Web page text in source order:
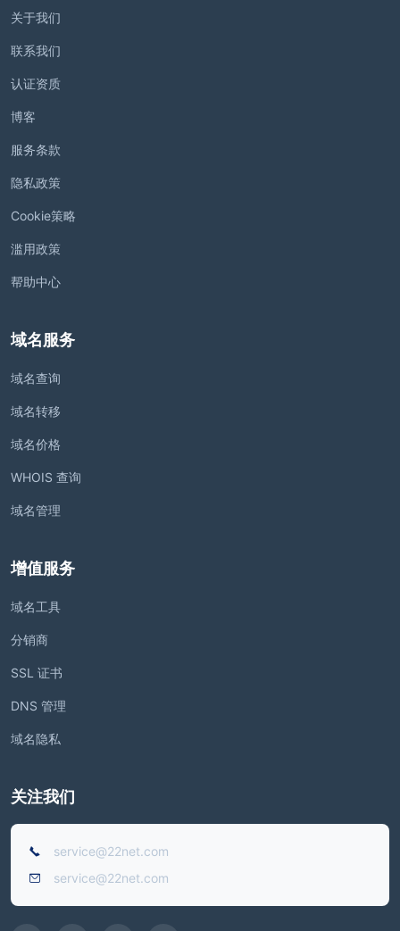
关于我们
联系我们
认证资质
博客
服务条款
隐私政策
Cookie策略
滥用政策
帮助中心
域名服务
域名查询
域名转移
域名价格
WHOIS 查询
域名管理
增值服务
域名工具
分销商
SSL 证书
DNS 管理
域名隐私
关注我们
service@22net.com
service@22net.com